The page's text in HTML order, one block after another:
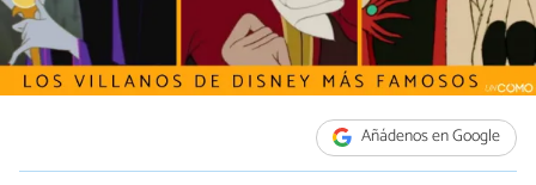
Añádenos en Google